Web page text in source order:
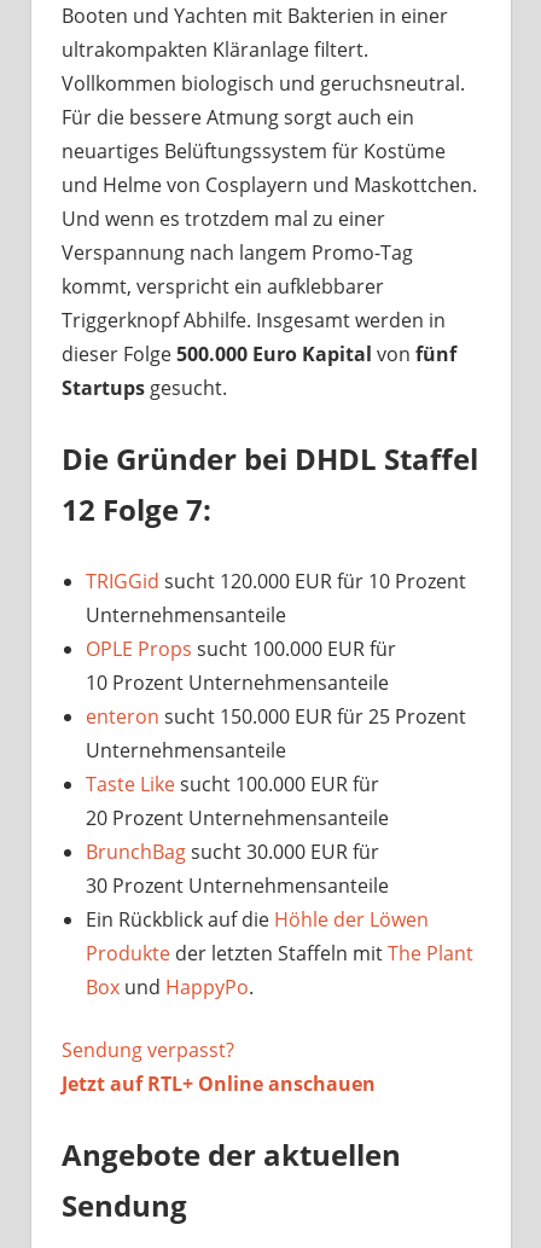
Booten und Yachten mit Bakterien in einer
ultrakompakten Kläranlage filtert.
Vollkommen biologisch und geruchsneutral.
Für die bessere Atmung sorgt auch ein
neuartiges Belüftungssystem für Kostüme
und Helme von Cosplayern und Maskottchen.
Und wenn es trotzdem mal zu einer
Verspannung nach langem Promo-Tag
kommt, verspricht ein aufklebbarer
Triggerknopf Abhilfe. Insgesamt werden in
dieser Folge500.000 Euro Kapital von fünf
Startups gesucht.
Die Gründer bei DHDL Staffel
12 Folge 7:
TRIGGid sucht 120.000 EUR für 10 Prozent
Unternehmensanteile
OPLE Props sucht 100.000 EUR für
10 Prozent Unternehmensanteile
enteron sucht 150.000 EUR für 25 Prozent
Unternehmensanteile
Taste Likesucht 100.000 EUR für
20 Prozent Unternehmensanteile
BrunchBagsucht 30.000 EUR für
30 Prozent Unternehmensanteile
Ein Rückblick auf die Höhle der Löwen
Produkte der letzten Staffeln mitThe Plant
Box und HappyPo.
Sendung verpasst?
Jetzt aufRTL+ Online anschauen
Angebote der aktuellen
Sendung